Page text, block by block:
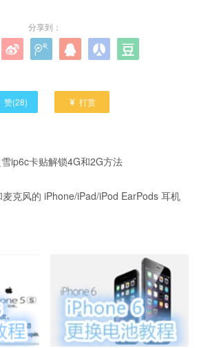
分享到：
    
赞(28)  打赏
ip6c卡贴解锁4G和2G方法
克风的 iPhone/iPad/iPod EarPods 耳机